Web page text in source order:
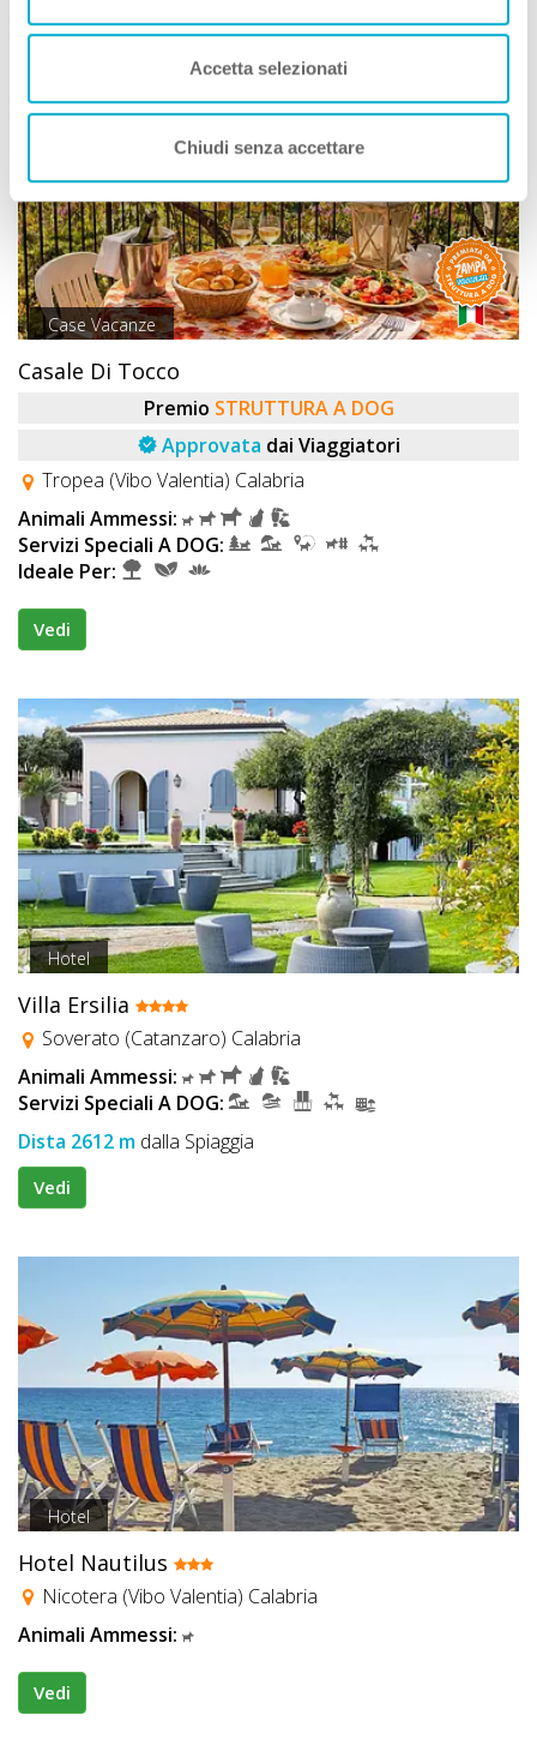
Accetta selezionati
Chiudi senza accettare
Case Vacanze
Casale Di Tocco
Premio STRUTTURA A DOG
Approvata dai Viaggiatori
Tropea (Vibo Valentia) Calabria
Animali Ammessi:
Servizi Speciali A DOG:
Ideale Per:
Vedi
Hotel
Villa Ersilia
Soverato (Catanzaro) Calabria
Animali Ammessi:
Servizi Speciali A DOG:
Dista 2612 m dalla Spiaggia
Vedi
Hotel
Hotel Nautilus
Nicotera (Vibo Valentia) Calabria
Animali Ammessi:
Vedi